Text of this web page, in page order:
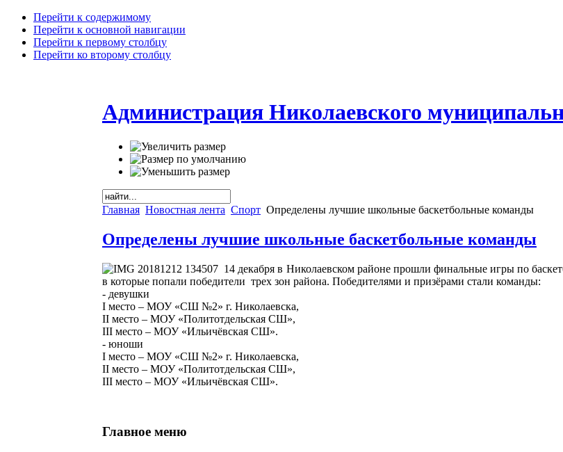
Перейти к содержимому
Перейти к основной навигации
Перейти к первому столбцу
Перейти ко второму столбцу
Администрация Николаевского
Главная Новостная лента Спорт Определены лучшие школьные баскетбольные команды
Определены лучшие школьные баскетбольные команды
14 декабря в Николаевском районе прошли финальные игры по
в которые попали победители трех зон района. Победителями и призёрами стали команды:
- девушки
I место – МОУ «СШ №2» г. Николаевска,
II место – МОУ «Политотдельская СШ»,
III место – МОУ «Ильичёвская СШ».
- юноши
I место – МОУ «СШ №2» г. Николаевска,
II место – МОУ «Политотдельская СШ»,
III место – МОУ «Ильичёвская СШ».
Главное меню